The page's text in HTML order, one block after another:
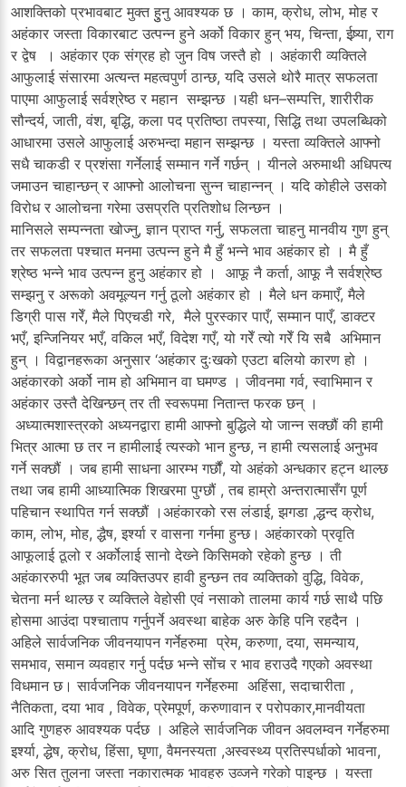
आशक्तिको प्रभावबाट मुक्त हुुनु आवश्यक छ । काम, क्रोध, लोभ, मोह र
अहंकार जस्ता विकारबाट उत्पन्न हुने अर्को विकार हुन् भय, चिन्ता, ईष्र्या, राग
र द्वेष । अहंकार एक संग्रह हो जुन विष जस्तै हो । अहंकारी व्यक्तिले
आफुलाई संसारमा अत्यन्त महत्वपुर्ण ठान्छ, यदि उसले थोरै मात्र सफलता
पाएमा आफुलाई सर्वश्रेष्ठ र महान सम्झन्छ ।यही धन–सम्पत्ति, शारीरीक
सौन्दर्य, जाती, वंश, बृद्धि, कला पद प्रतिष्ठा तपस्या, सिद्धि तथा उपलब्धिको
आधारमा उसले आफुलाई अरुभन्दा महान सम्झन्छ । यस्ता व्यक्तिले आफ्नो
सधै चाकडी र प्रशंसा गर्नेलाई सम्मान गर्ने गर्छन् । यीनले अरुमाथी अधिपत्य
जमाउन चाहान्छन् र आफ्नो आलोचना सुन्न चाहान्नन् । यदि कोहीले उसको
विरोध र आलोचना गरेमा उसप्रति प्रतिशोध लिन्छन ।
मानिसले सम्पन्नता खोज्नु, ज्ञान प्राप्त गर्नु, सफलता चाहनु मानवीय गुण हुन्
तर सफलता पश्चात मनमा उत्पन्न हुने मै हुँ भन्ने भाव अहंकार हो । मै हुँ
श्रेष्ठ भन्ने भाव उत्पन्न हुनु अहंकार हो । आफू नै कर्ता, आफू नै सर्वश्रेष्ठ
सम्झनु र अरूको अवमूल्यन गर्नु ठूलो अहंकार हो । मैले धन कमाएँ, मैले
डिग्री पास गरेँ, मैले पिएचडी गरे, मैले पुरस्कार पाएँ, सम्मान पाएँ, डाक्टर
भएँ, इन्जिनियर भएँ, वकिल भएँ, विदेश गएँ, यो गरेँ त्यो गरेँ यि सबै अभिमान
हुन् । विद्वानहरूका अनुसार ‘अहंकार दुःखको एउटा बलियो कारण हो ।
अहंकारको अर्को नाम हो अभिमान वा घमण्ड । जीवनमा गर्व, स्वाभिमान र
अहंकार उस्तै देखिन्छन् तर ती स्वरूपमा नितान्त फरक छन् ।
अध्यात्मशास्त्रको अध्यनद्वारा हामी आफ्नो बुद्धिले यो जान्न सक्छौं की हामी
भित्र आत्मा छ तर न हामीलाई त्यस्को भान हुन्छ, न हामी त्यसलाई अनुभव
गर्ने सक्छौं । जब हामी साधना आरम्भ गर्छौं, यो अहंको अन्धकार हट्न थाल्छ
तथा जब हामी आध्यात्मिक शिखरमा पुग्छौं , तब हाम्रो अन्तरात्मासँग पूर्ण
पहिचान स्थापित गर्न सक्छौं ।अहंकारको रस लंडाई, झगडा ,द्धन्द क्रोध,
काम, लोभ, मोह, द्धैष, इर्श्या र वासना गर्नमा हुन्छ। अहंकारको प्रवृति
आफूलाई ठूलो र अर्कोलाई सानो देख्‍ने किसिमको रहेको हुन्छ । ती
अहंकाररुपी भूत जब व्यक्तिउपर हावी हुन्छन तव व्यक्तिको वुद्धि, विवेक,
चेतना मर्न थाल्छ र व्यक्तिले वेहोसी एवं नसाको तालमा कार्य गर्छ साथै पछि
होसमा आउंदा पश्चाताप गर्नुपर्ने अवस्था बाहेक अरु केहि पनि रहदैन ।
अहिले सार्वजनिक जीवनयापन गर्नेहरुमा प्रेम, करुणा, दया, समन्याय,
समभाव, समान व्यवहार गर्नु पर्दछ भन्ने सोंच र भाव हराउदै गएको अवस्था
विधमान छ। सार्वजनिक जीवनयापन गर्नेहरुमा अहिंसा, सदाचारीता ,
नैतिकता, दया भाव , विवेक, प्रेमपूर्ण, करुणावान र परोपकार,मानवीयता
आदि गुणहरु आवश्यक पर्दछ । अहिले सार्वजनिक जीवन अवलम्वन गर्नेहरुमा
इर्श्या, द्धेष, क्रोध, हिंसा, घृणा, वैमनस्यता ,अस्वस्थ्य प्रतिस्पर्धाको भावना,
अरु सित तुलना जस्ता नकारात्मक भावहरु उव्जने गरेको पाइन्छ । यस्ता